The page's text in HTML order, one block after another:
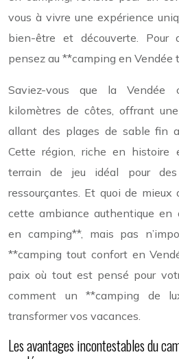
vous à vivre une expérience
bien-être et découverte. Pour
pensez au **camping en Vendée
Saviez-vous que la
kilomètres de côtes, offrant
allant des plages de sable fin
Cette région, riche en
terrain de jeu idéal pour
ressourçantes. Et quoi de mieux
cette ambiance authentique en
en camping**, mais pas
**camping tout confort en
paix où tout est pensé pour
comment un **camping de
transformer vos vacances.
Les avantages incontestables du